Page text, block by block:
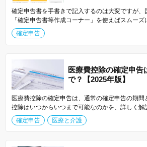
確定申告書を手書きで記入するのは大変ですが、
「確定申告書等作成コーナー」を使えばスムー
確定申告
医療費控除の確定申告
で？【2025年版】
医療費控除の確定申告は、通常の確定申告の期
控除はいつからいつまで可能なのかを、詳しく
確定申告
医療と介護